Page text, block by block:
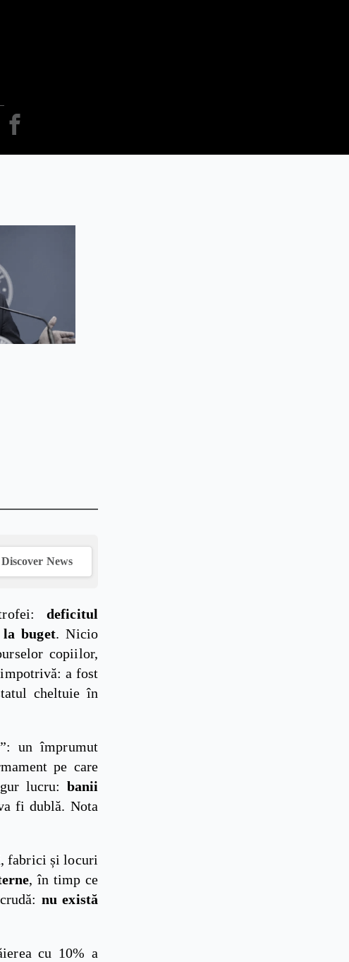
News
deficitul
buget. Nicio
copiilor,
a fost
cheltuie în
un împrumut
pe care
lucru: banii
fi dublă. Nota
fabrici și locuri
, în timp ce
nu există
cu 10% a